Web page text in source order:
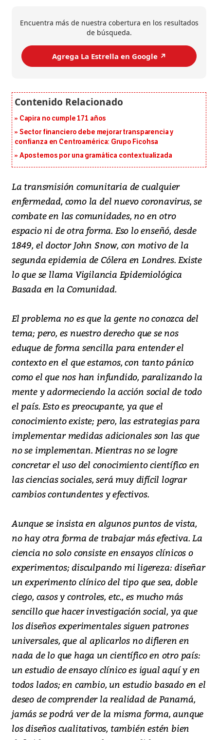
Encuentra más de nuestra cobertura en los resultados
de búsqueda.
Agrega La Estrella en Google ↗️
Capira no cumple 171 años
Sector financiero debe mejorar transparencia y
confianza en Centroamérica: Grupo Ficohsa
Apostemos por una gramática contextualizada
La transmisión comunitaria de cualquier
enfermedad, como la del nuevo coronavirus, se
combate en las comunidades, no en otro
espacio ni de otra forma. Eso lo enseñó, desde
1849, el doctor John Snow, con motivo de la
segunda epidemia de Cólera en Londres. Existe
lo que se llama Vigilancia Epidemiológica
Basada en la Comunidad.
El problema no es que la gente no conozca del
tema; pero, es nuestro derecho que se nos
eduque de forma sencilla para entender el
contexto en el que estamos, con tanto pánico
como el que nos han infundido, paralizando la
mente y adormeciendo la acción social de todo
el país. Esto es preocupante, ya que el
conocimiento existe; pero, las estrategias para
implementar medidas adicionales son las que
no se implementan. Mientras no se logre
concretar el uso del conocimiento científico en
las ciencias sociales, será muy difícil lograr
cambios contundentes y efectivos.
Aunque se insista en algunos puntos de vista,
no hay otra forma de trabajar más efectiva. La
ciencia no solo consiste en ensayos clínicos o
experimentos; disculpando mi ligereza: diseñar
un experimento clínico del tipo que sea, doble
ciego, casos y controles, etc., es mucho más
sencillo que hacer investigación social, ya que
los diseños experimentales siguen patrones
universales, que al aplicarlos no difieren en
nada de lo que haga un científico en otro país:
un estudio de ensayo clínico es igual aquí y en
todos lados; en cambio, un estudio basado en el
deseo de comprender la realidad de Panamá,
jamás se podrá ver de la misma forma, aunque
los diseños cualitativos, también estén bien